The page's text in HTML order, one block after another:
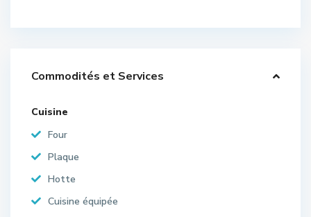
Commodités et Services
Cuisine
Four
Plaque
Hotte
Cuisine équipée